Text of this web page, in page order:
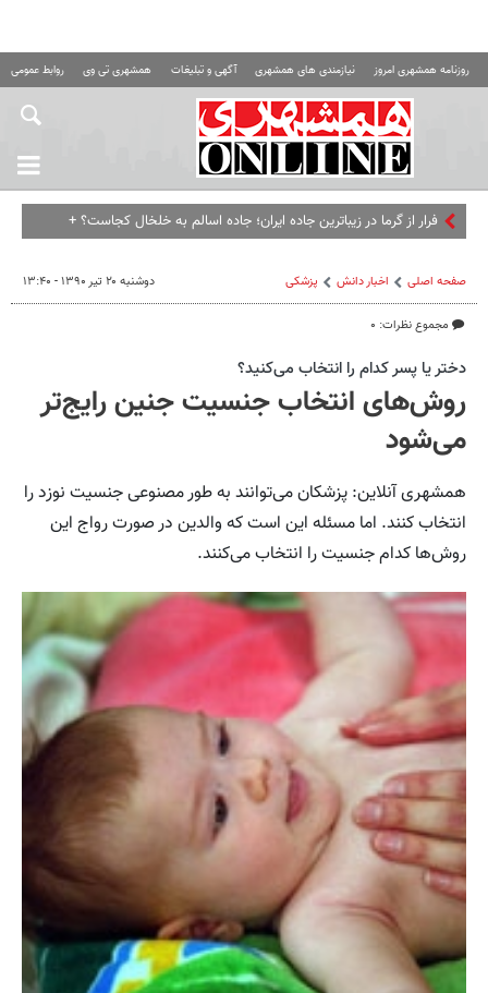
روزنامه همشهری امروز نیازمندی های همشهری آگهی و تبلیغات همشهری تی وی روابط عمومی
فرار از گرما در زیباترین جاده ایران؛ جاده اسالم به خلخال کجاست؟ +
صفحه اصلی اخبار دانش پزشکی
مجموع نظرات: ۰
دوشنبه ۲۰ تیر ۱۳۹۰ - ۱۳:۴۰
دختر یا پسر کدام را انتخاب می‌کنید؟
روش‌های انتخاب جنسیت جنین رایج‌تر
می‌شود
همشهری آنلاین: پزشکان می‌توانند به طور مصنوعی جنسیت نوزد را
انتخاب کنند. اما مسئله این است که والدین در صورت رواج این
روش‌ها کدام جنسیت را انتخاب می‌کنند.